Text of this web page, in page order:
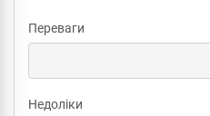
Переваги
Недоліки